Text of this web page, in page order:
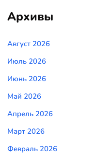
Архивы
Август 2026
Июль 2026
Июнь 2026
Май 2026
Апрель 2026
Март 2026
Февраль 2026